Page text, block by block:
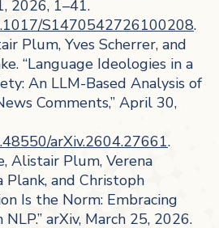
2026, 1–41.
S1470542726100208.
Plum, Yves Scherrer, and
“Language Ideologies in a
An LLM-Based Analysis of
Comments,” April 30,
arXiv.2604.27661.
Alistair Plum, Verena
Plank, and Christoph
Is the Norm: Embracing
arXiv, March 25, 2026.